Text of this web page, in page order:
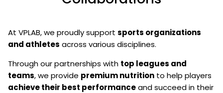
Nach Marke
Vertriebspartner werden
At VPLAB, we proudly support sports organizations
and athletes across various disciplines.
Through our partnerships with top leagues and
teams, we provide premium nutrition to help players
achieve their best performanceand succeed in their